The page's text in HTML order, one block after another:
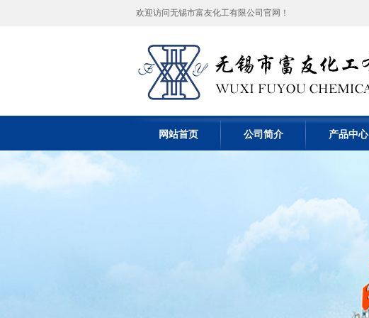
欢迎访问无锡市富友化工有限公司官网！
网站首页 公司简介 产品中心